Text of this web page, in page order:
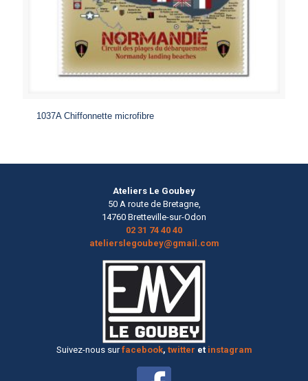
1037A Chiffonnette microfibre
Ateliers Le Goubey
50 A route de Bretagne,
14760 Bretteville-sur-Odon
02 31 74 40 40
atelierslegoubey@gmail.com
Suivez-nous surfacebook, twitter et instagram